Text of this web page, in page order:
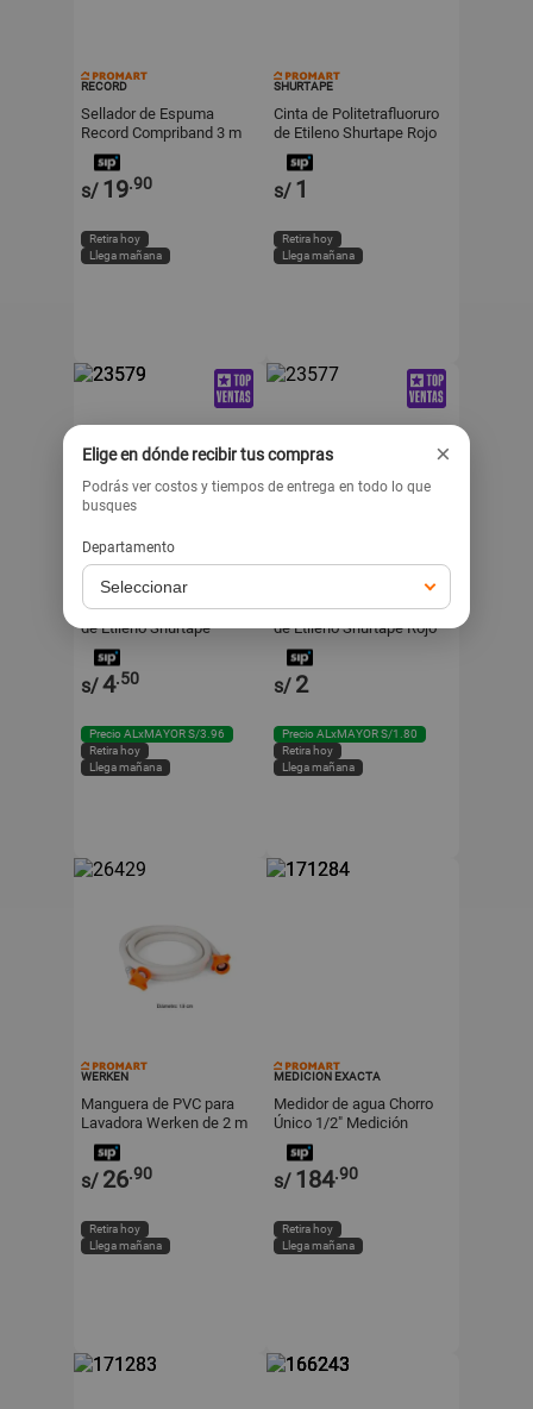
RECORD
Sellador de Espuma
Record Compriband 3 m
Negro
s/ 19.90
Retira hoy
Llega mañana
SHURTAPE
Cinta de Politetrafluoruro
de Etileno Shurtape Rojo
12mmx8 Yd
s/ 1
Retira hoy
Llega mañana
SHURTAPE
Cinta de Politetrafluoruro
de Etileno Shurtape
Amarillo para Gas
12mmx8 Yd
s/4.50
Precio ALxMAYOR S/3.96
Retira hoy
Llega mañana
Cinta de Politetrafluoruro
de Etileno Shurtape Rojo
19mmx10 Yd
s/ 2
Precio ALxMAYOR S/1.80
Retira hoy
Llega mañana
WERKEN
Manguera de PVC para
Lavadora Werken de 2 m
Blanco
s/ 26.90
Retira hoy
Llega mañana
MEDICION EXACTA
Medidor de agua Chorro
Único 1/2" Medición
Exacta
s/ 184.90
Retira hoy
Llega mañana
Elige en dónde recibir tus compras ×
Podrás ver costos y tiempos de entrega en todo lo que
busques
Departamento